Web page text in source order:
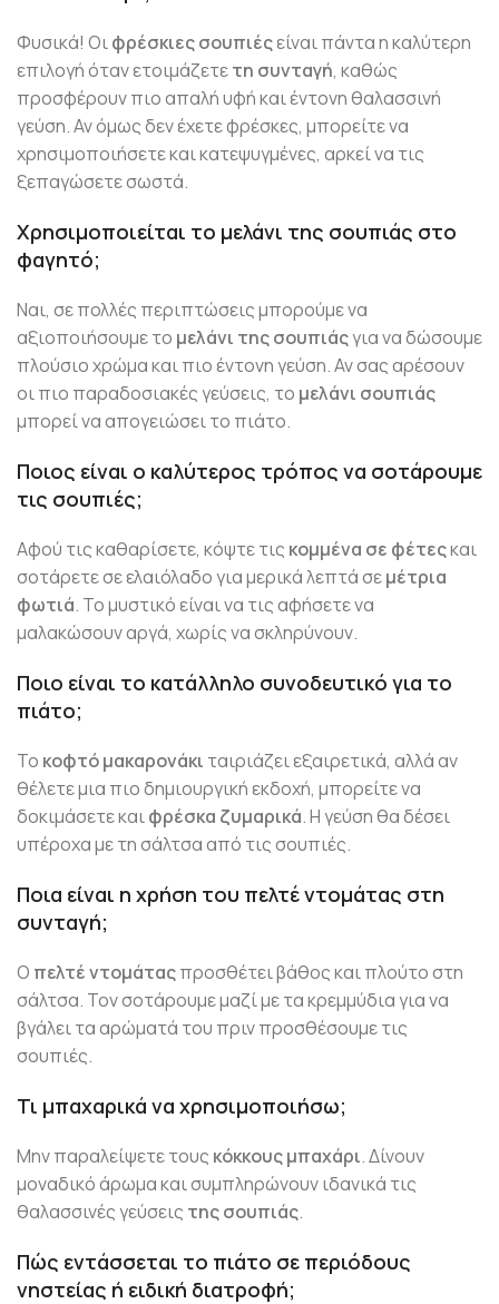
Φυσικά! Οιφρέσκιες σουπιέςείναι πάντα η καλύτερη
επιλογή όταν ετοιμάζετετη συνταγή, καθώς
προσφέρουν πιο απαλή υφή και έντονη θαλασσινή
γεύση. Αν όμως δεν έχετε φρέσκες, μπορείτε να
χρησιμοποιήσετε και κατεψυγμένες, αρκεί να τις
ξεπαγώσετε σωστά.
Χρησιμοποιείται το μελάνι της σουπιάς στο
φαγητό;
Ναι, σε πολλές περιπτώσεις μπορούμε να
αξιοποιήσουμε το μελάνι της σουπιάςγια να δώσουμε
πλούσιο χρώμα και πιο έντονη γεύση. Αν σας αρέσουν
οι πιο παραδοσιακές γεύσεις, το μελάνι σουπιάς
μπορεί να απογειώσει το πιάτο.
Ποιος είναι ο καλύτερος τρόπος να σοτάρουμε
τις σουπιές;
Αφού τις καθαρίσετε, κόψτε τις κομμένα σε φέτεςκαι
σοτάρετε σε ελαιόλαδο για μερικά λεπτά σεμέτρια
φωτιά. Το μυστικό είναι να τις αφήσετε να
μαλακώσουν αργά, χωρίς να σκληρύνουν.
Ποιο είναι το κατάλληλο συνοδευτικό για το
πιάτο;
Το κοφτό μακαρονάκι ταιριάζει εξαιρετικά, αλλά αν
θέλετε μια πιο δημιουργική εκδοχή, μπορείτε να
δοκιμάσετε καιφρέσκα ζυμαρικά. Η γεύση θα δέσει
υπέροχα με τη σάλτσα από τις σουπιές.
Ποια είναι η χρήση του πελτέ ντομάτας στη
συνταγή;
Ο πελτέ ντομάταςπροσθέτει βάθος και πλούτο στη
σάλτσα. Τον σοτάρουμε μαζί με τα κρεμμύδια για να
βγάλει τα αρώματά του πριν προσθέσουμε τις
σουπιές.
Τι μπαχαρικά να χρησιμοποιήσω;
Μην παραλείψετε τους κόκκους μπαχάρι. Δίνουν
μοναδικό άρωμα και συμπληρώνουν ιδανικά τις
θαλασσινές γεύσεις της σουπιάς.
Πώς εντάσσεται το πιάτο σε περιόδους
νηστείας ή ειδική διατροφή;